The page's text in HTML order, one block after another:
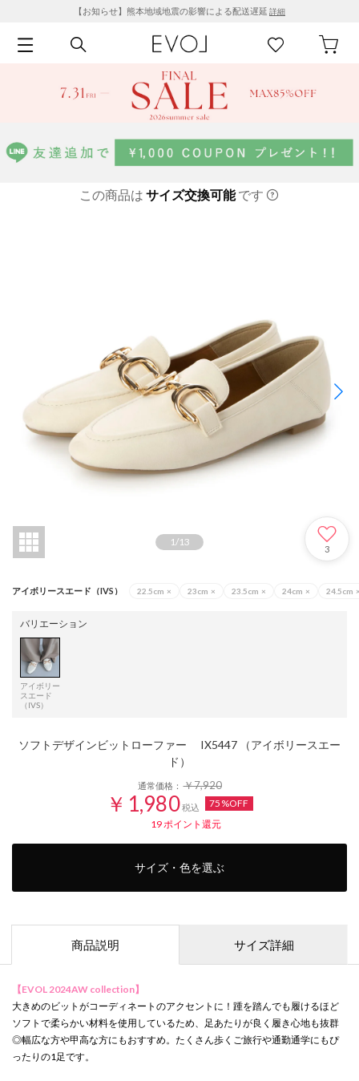
【お知らせ】熊本地域地震の影響による配送遅延 詳細
この商品は サイズ交換可能です
1 /13
3
アイボリースエード（IVS） 22.5cm × 23cm × 23.5cm × 24cm × 24.5cm
バリエーション
アイボリー
スエード
（IVS）
ソフトデザインビットローファー IX5447 （アイボリースエー
ド）
通常価格：￥7,920
￥1,980税込
75%OFF
19ポイント還元
サイズ・色を選ぶ
商品説明 サイズ詳細
【EVOL 2024AW collection】
大きめのビットがコーディネートのアクセントに！踵を踏んでも履けるほど
ソフトで柔らかい材料を使用しているため、足あたりが良く履き心地も抜群
◎幅広な方や甲高な方にもおすすめ。たくさん歩くご旅行や通勤通学にもぴ
ったりの1足です。